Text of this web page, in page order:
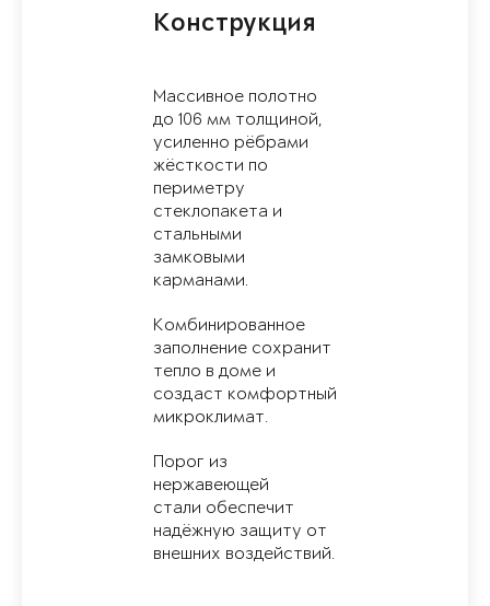
Конструкция
Массивное полотно
до 106 мм толщиной,
усиленно рёбрами
жёсткости по
периметру
стеклопакета и
стальными
замковыми
карманами.
Комбинированное
заполнение сохранит
тепло в доме и
создаст комфортный
микроклимат.
Порог из
нержавеющей
стали обеспечит
надёжную защиту от
внешних воздействий.